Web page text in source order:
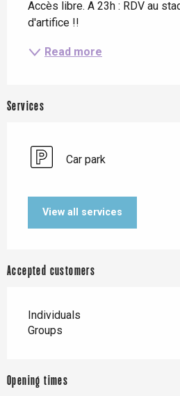
Accès libre. A 23h : RDV au
d'artifice !!
Read more
Services
Car park
View all services
Accepted customers
Individuals
Groups
Opening times